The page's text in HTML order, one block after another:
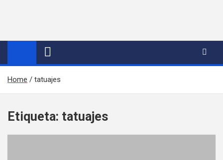
Home tatuajes
Etiqueta: tatuajes